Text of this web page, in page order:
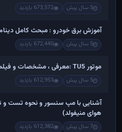
5 سال پیش 673,572 بازدید
آموزش برق خودرو : مبحث کامل دینام
5 سال پیش 672,440 بازدید
موتور TU5 :معرفی ، مشخصات و فیلم کامل تشریح اجزاء و باز کردن
5 سال پیش 612,953 بازدید
آشنایی با مپ سنسور و نحوه تست
هوای منیفولد)
7 سال پیش 612,382 بازدید